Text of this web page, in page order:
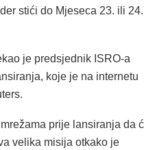
stići do Mjeseca 23. ili 24.
je predsjednik ISRO-a
koje je na internetu
prije lansiranja da
velika misija otkako je